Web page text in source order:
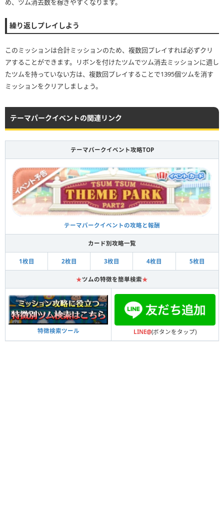
め、ツム消去数を稼ぎやすくなります。
繰り返しプレイしよう
このミッションは合計ミッションのため、複数回プレイすれば必ずクリ
アすることができます。リボンを付けたツムでツム消去ミッションに適し
たツムを持っていない方は、複数回プレイすることで1395個ツムを消す
ミッションをクリアしましょう。
テーマパークイベントの関連リンク
テーマパークイベント攻略TOP
テーマパークイベントの攻略と報酬
カード別攻略一覧
1枚目 2枚目 3枚目 4枚目 5枚目
★ツムの特徴を簡単検索★
特徴検索ツール LINE@(ボタンをタップ)